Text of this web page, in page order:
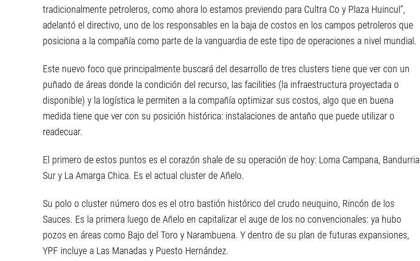
tradicionalmente petroleros, como ahora lo estamos previendo para Cultra Co y Plaza Huincul”,
adelantó el directivo, uno de los responsables en la baja de costos en los campos petroleros que
posiciona a la compañía como parte de la vanguardia de este tipo de operaciones a nivel mundial.
Este nuevo foco que principalmente buscará del desarrollo de tres clusters tiene que ver con un
puñado de áreas donde la condición del recurso, las facilities (la infraestructura proyectada o
disponible) y la logística le permiten a la compañía optimizar sus costos, algo que en buena
medida tiene que ver con su posición histórica: instalaciones de antaño que puede utilizar o
readecuar.
El primero de estos puntos es el corazón shale de su operación de hoy: Loma Campana, Bandurria
Sur y La Amarga Chica. Es el actual cluster de Añelo.
Su polo o cluster número dos es el otro bastión histórico del crudo neuquino, Rincón de los
Sauces. Es la primera luego de Añelo en capitalizar el auge de los no convencionales: ya hubo
pozos en áreas como Bajo del Toro y Narambuena. Y dentro de su plan de futuras expansiones,
YPF incluye a Las Manadas y Puesto Hernández.